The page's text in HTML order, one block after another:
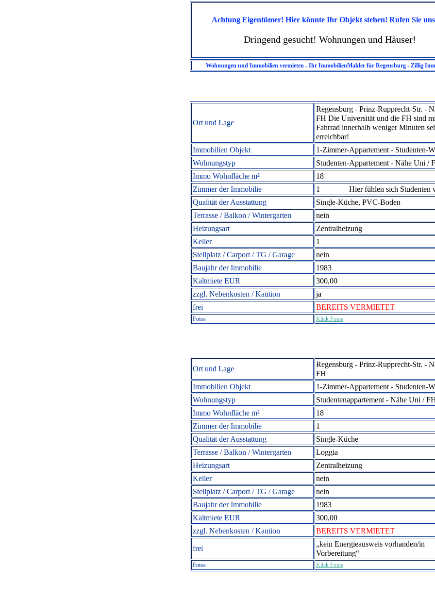
Achtung Eigentümer! Hier könnte Ihr Objekt stehen! Rufen Sie
Dringend gesucht! Wohnungen und Häuser!
Wohnungen und Immobilien vermieten - Ihr ImmobilienMakler für Regensburg - Zillig
Ort und Lage
Regensburg - Prinz-Rupprecht-Str. -
FH Die Universität und die FH sind
Fahrrad innerhalb weniger Minuten
erreichbar!
Immobilien Objekt
1-Zimmer-Appartement - Studenten-
Wohnungstyp
Studenten-Appartement - Nähe Uni /
Immo Wohnfläche m²
18
Zimmer der Immobilie
1 Hier fühlen sich Studenten
Qualität der Ausstattung
Single-Küche, PVC-Boden
Terrasse / Balkon / Wintergarten
nein
Heizungsart
Zentralheizung
Keller
1
Stellplatz / Carport / TG / Garage
nein
Baujahr der Immobilie
1983
Kaltmiete EUR
300,00
zzgl. Nebenkosten / Kaution
ja
frei
BEREITS VERMIETET
Fotos Klick Fotos
Ort und Lage
Regensburg - Prinz-Rupprecht-Str. -
FH
Immobilien Objekt
1-Zimmer-Appartement - Studenten-
Wohnungstyp
Studentenappartement - Nähe Uni /
Immo Wohnfläche m²
18
Zimmer der Immobilie
1
Qualität der Ausstattung
Single-Küche
Terrasse / Balkon / Wintergarten
Loggia
Heizungsart
Zentralheizung
Keller
nein
Stellplatz / Carport / TG / Garage
nein
Baujahr der Immobilie
1983
Kaltmiete EUR
300,00
zzgl. Nebenkosten / Kaution
BEREITS VERMIETET
frei
„kein Energieausweis vorhanden/in
Vorbereitung“
Fotos Klick Fotos